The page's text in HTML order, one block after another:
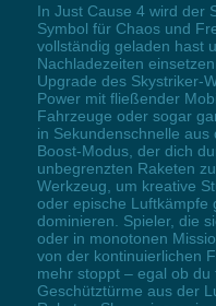
In Just Cause 4 wird der
Symbol für Chaos und
vollständig geladen hast
Nachladezeiten
Upgrade des Skystriker-
Power mit fließender
Fahrzeuge oder sogar
in Sekundenschnelle
Boost-Modus, der dich
unbegrenzten Raketen
Werkzeug, um kreative
oder epische Luftkämpfe
dominieren. Spieler, die
oder in monotonen
von der kontinuierlichen
mehr stoppt – egal ob du
Geschütztürme aus der